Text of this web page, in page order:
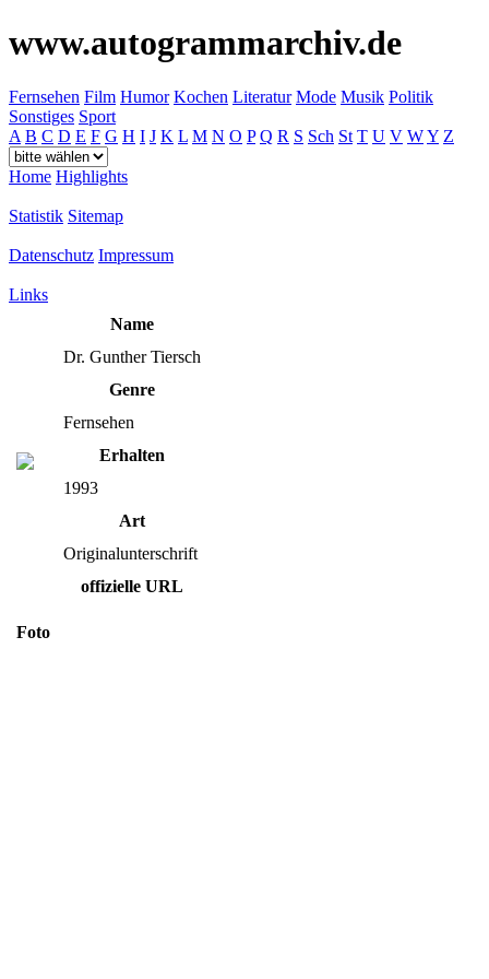
www.autogrammarchiv.de
Fernsehen Film Humor Kochen Literatur Mode Musik Politik
Sonstiges Sport
A B C D E F G H I J K L M N O P Q R S Sch St T U V WY Z
Home Highlights
Statistik Sitemap
Datenschutz Impressum
Links
Name
Dr. Gunther Tiersch
Genre
Fernsehen
Erhalten
1993
Art
Originalunterschrift
offizielle URL
Foto